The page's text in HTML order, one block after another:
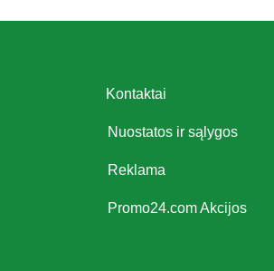
Kontaktai
Nuostatos ir sąlygos
Reklama
Promo24.com Akcijos